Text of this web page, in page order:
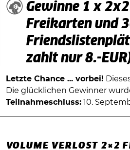
Gewinne 1 x 2x2
Freikarten und
zahlt nur 8.-
Letzte Chance ... vorbei!
Die glücklichen Gewinner
Teilnahmeschluss: 10.
VOLUME VERLOST 2×2